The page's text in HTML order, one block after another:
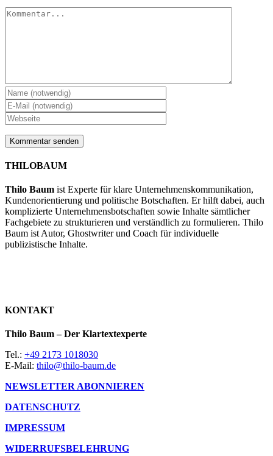
Kommentar
THILOBAUM
Thilo Baum ist Experte für klare Unternehmenskommunikation,
Kundenorientierung und politische Botschaften. Er hilft dabei, auch
komplizierte Unternehmensbotschaften sowie Inhalte sämtlicher
Fachgebiete zu strukturieren und verständlich zu formulieren. Thilo
Baum ist Autor, Ghostwriter und Coach für individuelle
publizistische Inhalte.
KONTAKT
Thilo Baum – Der Klartextexperte
Tel.: +49 2173 1018030
E-Mail: thilo@thilo-baum.de
NEWSLETTER ABONNIEREN
DATENSCHUTZ
IMPRESSUM
WIDERRUFSBELEHRUNG